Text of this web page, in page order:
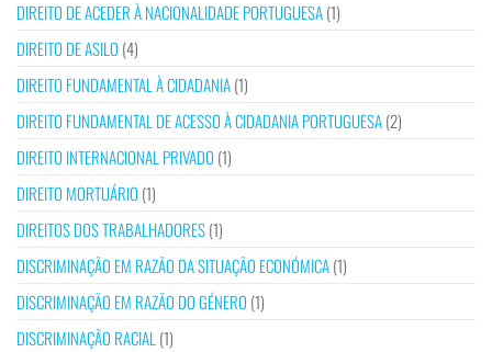
DIREITO DE ACEDER À NACIONALIDADE PORTUGUESA(1)
DIREITO DE ASILO (4)
DIREITO FUNDAMENTAL À CIDADANIA(1)
DIREITO FUNDAMENTAL DE ACESSO À CIDADANIA PORTUGUESA(2)
DIREITO INTERNACIONAL PRIVADO (1)
DIREITO MORTUÁRIO (1)
DIREITOS DOS TRABALHADORES(1)
DISCRIMINAÇÃO EM RAZÃO DA SITUAÇÃO ECONÓMICA(1)
DISCRIMINAÇÃO EM RAZÃO DO GÉNERO (1)
DISCRIMINAÇÃO RACIAL (1)